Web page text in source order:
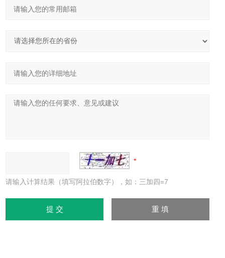
请输入计算结果（填写阿拉伯数字），如：三加四=7